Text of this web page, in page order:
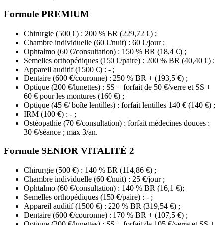
Formule PREMIUM
Chirurgie (500 €) : 200 % BR (229,72 €) ;
Chambre individuelle (60 €/nuit) : 60 €/jour ;
Ophtalmo (60 €/consultation) : 150 % BR (18,4 €) ;
Semelles orthopédiques (150 €/paire) : 200 % BR (40,40 €) ;
Appareil auditif (1500 €) : - ;
Dentaire (600 €/couronne) : 250 % BR + (193,5 €) ;
Optique (200 €/lunettes) : SS + forfait de 50 €/verre et SS +
60 € pour les montures (160 €) ;
Optique (45 €/ boîte lentilles) : forfait lentilles 140 € (140 €) ;
IRM (100 €) : - ;
Ostéopathie (70 €/consultation) : forfait médecines douces :
30 €/séance ; max 3/an.
Formule SENIOR VITALITÉ 2
Chirurgie (500 €) : 140 % BR (114,86 €) ;
Chambre individuelle (60 €/nuit) : 25 €/jour ;
Ophtalmo (60 €/consultation) : 140 % BR (16,1 €);
Semelles orthopédiques (150 €/paire) : - ;
Appareil auditif (1500 €) : 220 % BR (319,54 €) ;
Dentaire (600 €/couronne) : 170 % BR + (107,5 €) ;